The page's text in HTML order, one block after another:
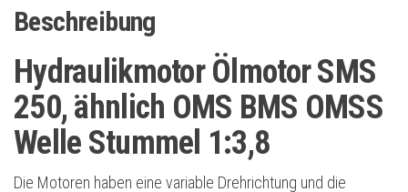
Menge
Beschreibung
Hydraulikmotor Ölmotor SMS
250, ähnlich OMS BMS OMSS
Welle Stummel 1:3,8
Die Motoren haben eine variable Drehrichtung und die